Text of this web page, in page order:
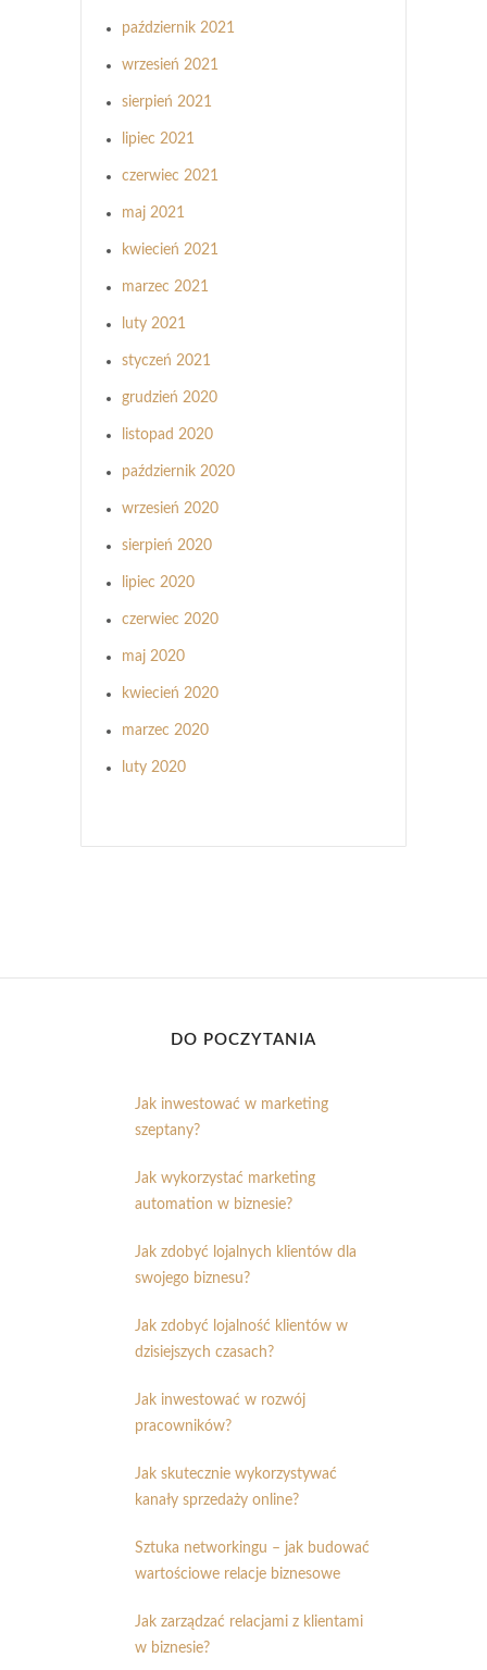
październik 2021
wrzesień 2021
sierpień 2021
lipiec 2021
czerwiec 2021
maj 2021
kwiecień 2021
marzec 2021
luty 2021
styczeń 2021
grudzień 2020
listopad 2020
październik 2020
wrzesień 2020
sierpień 2020
lipiec 2020
czerwiec 2020
maj 2020
kwiecień 2020
marzec 2020
luty 2020
DO POCZYTANIA
Jak inwestować w marketing
szeptany?
Jak wykorzystać marketing
automation w biznesie?
Jak zdobyć lojalnych klientów dla
swojego biznesu?
Jak zdobyć lojalność klientów w
dzisiejszych czasach?
Jak inwestować w rozwój
pracowników?
Jak skutecznie wykorzystywać
kanały sprzedaży online?
Sztuka networkingu – jak budować
wartościowe relacje biznesowe
Jak zarządzać relacjami z klientami
w biznesie?